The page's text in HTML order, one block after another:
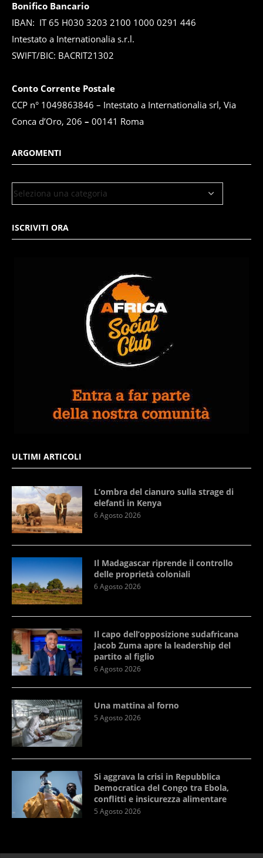
Bonifico Bancario
IBAN: IT 65 H030 3203 2100 1000 0291 446
Intestato a Internationalia s.r.l.
SWIFT/BIC: BACRIT21302
Conto Corrente Postale
CCP n° 1049863846 – Intestato a Internationalia srl, Via
Conca d’Oro, 206 – 00141 Roma
ARGOMENTI
ISCRIVITI ORA
ULTIMI ARTICOLI
L’ombra del cianuro sulla strage di
elefanti in Kenya
6 Agosto 2026
Il Madagascar riprende il controllo
delle proprietà coloniali
6 Agosto 2026
Il capo dell’opposizione sudafricana
Jacob Zuma apre la leadership del
partito al figlio
6 Agosto 2026
Una mattina al forno
5 Agosto 2026
Si aggrava la crisi in Repubblica
Democratica del Congo tra Ebola,
conflitti e insicurezza alimentare
5 Agosto 2026